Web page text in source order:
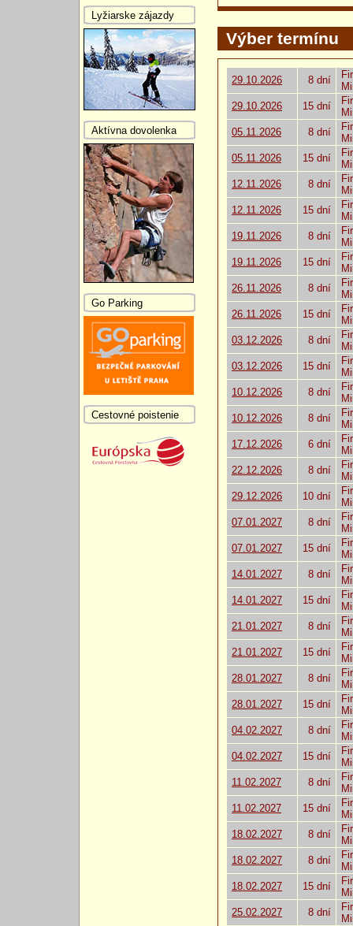
Výber termínu
29.10.2026 8 dní
29.10.2026
15 dní
05.11.2026
8 dní
05.11.2026
15 dní
12.11.2026
8 dní
12.11.2026
15 dní
19.11.2026
8 dní
19.11.2026
15 dní
26.11.2026
8 dní
26.11.2026
15 dní
03.12.2026
8 dní
03.12.2026
15 dní
10.12.2026
8 dní
10.12.2026
8 dní
17.12.2026
6 dní
22.12.2026
8 dní
29.12.2026
10 dní
07.01.2027
8 dní
07.01.2027
15 dní
14.01.2027
8 dní
14.01.2027
15 dní
21.01.2027
8 dní
21.01.2027
15 dní
28.01.2027
8 dní
28.01.2027
15 dní
04.02.2027
8 dní
04.02.2027
15 dní
11.02.2027
8 dní
11.02.2027
15 dní
18.02.2027
8 dní
18.02.2027
8 dní
18.02.2027
15 dní
25.02.2027
8 dní
Lyžiarske zájazdy
Aktívna dovolenka
Go Parking
Cestovné poistenie